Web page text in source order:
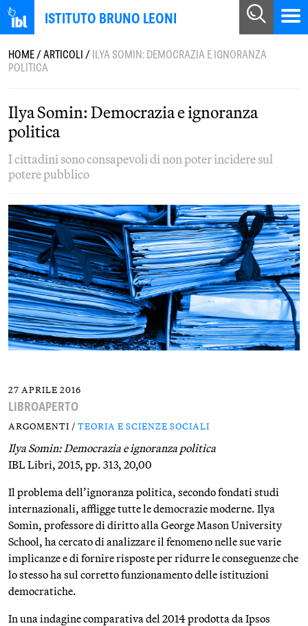
ISTITUTO BRUNO LEONI
HOME/ARTICOLI/ILYA SOMIN: DEMOCRAZIA E IGNORANZA
POLITICA
Ilya Somin: Democrazia e ignoranza
politica
I cittadini sono consapevoli di non poter incidere sul
potere pubblico
27 APRILE 2016
LIBROAPERTO
ARGOMENTI / TEORIA E SCIENZE SOCIALI
Ilya Somin: Democrazia e ignoranza politica
IBL Libri, 2015, pp. 313, 20,00
Il problema dell’ignoranza politica, secondo fondati studi
internazionali, affligge tutte le democrazie moderne. Ilya
Somin, professore di diritto alla George Mason University
School, ha cercato di analizzare il fenomeno nelle sue varie
implicanze e di fornire risposte per ridurre le conseguenze che
lo stesso ha sul corretto funzionamento delle istituzioni
democratiche.
In una indagine comparativa del 2014 prodotta da Ipsos